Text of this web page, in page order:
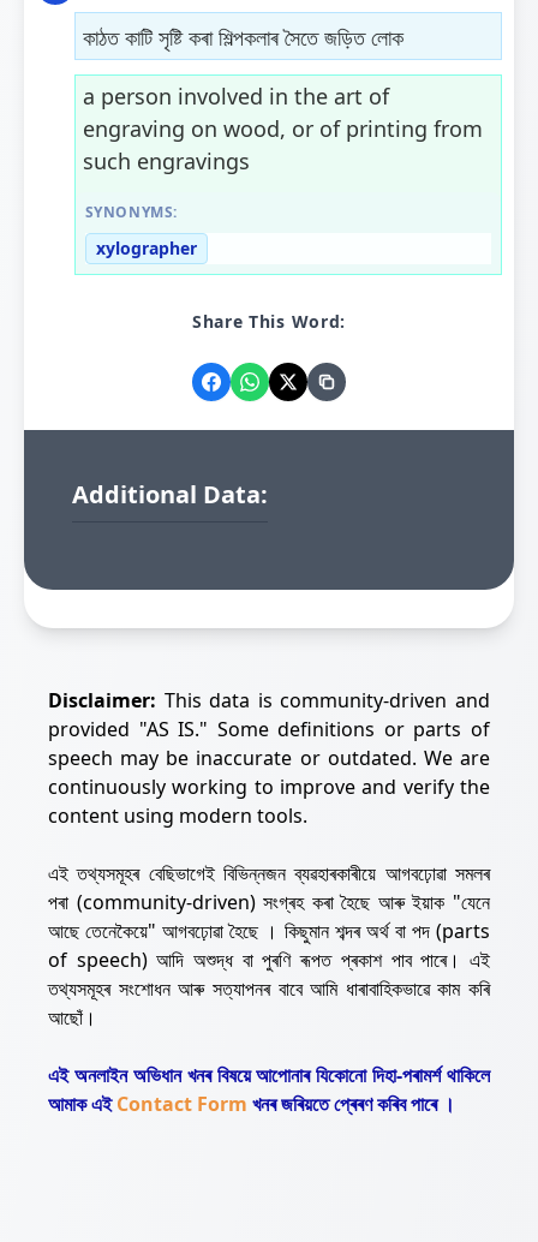
কাঠত কাটি সৃষ্টি কৰা শিল্পকলাৰ সৈতে জড়িত লোক
a person involved in the art of
engraving on wood, or of printing from
such engravings
SYNONYMS:
xylographer
Share This Word:
Additional Data:
Disclaimer: This data is community-driven and
provided "AS IS." Some definitions or parts of
speech may be inaccurate or outdated. We are
continuously working to improve and verify the
content using modern tools.
এই তথ্যসমূহৰ বেছিভাগেই বিভিন্নজন ব্যৱহাৰকাৰীয়ে আগবঢ়োৱা সমলৰ
পৰা (community-driven) সংগ্ৰহ কৰা হৈছে আৰু ইয়াক "যেনে
আছে তেনেকৈয়ে" আগবঢ়োৱা হৈছে । কিছুমান শব্দৰ অৰ্থ বা পদ (parts
of speech) আদি অশুদ্ধ বা পুৰণি ৰূপত প্ৰকাশ পাব পাৰে। এই
তথ্যসমূহৰ সংশোধন আৰু সত্যাপনৰ বাবে আমি ধাৰাবাহিকভাৱে কাম কৰি
আছোঁ।
এই অনলাইন অভিধান খনৰ বিষয়ে আপোনাৰ যিকোনো দিহা-পৰামৰ্শ থাকিলে
আমাক এইContact Form খনৰ জৰিয়তে প্ৰেৰণ কৰিব পাৰে ।